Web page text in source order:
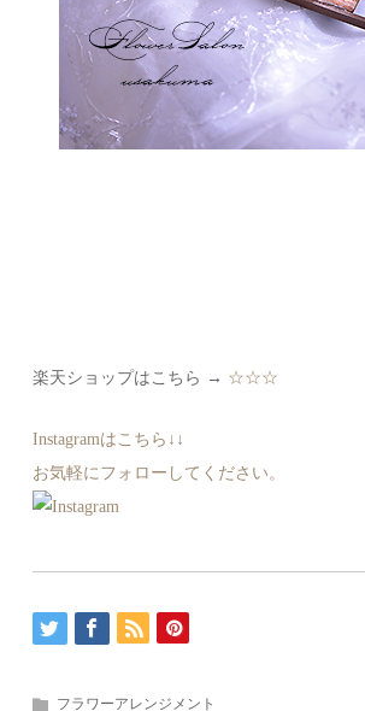
楽天ショップはこちら → ☆☆☆
Instagramはこちら↓↓
お気軽にフォローしてください。
フラワーアレンジメント